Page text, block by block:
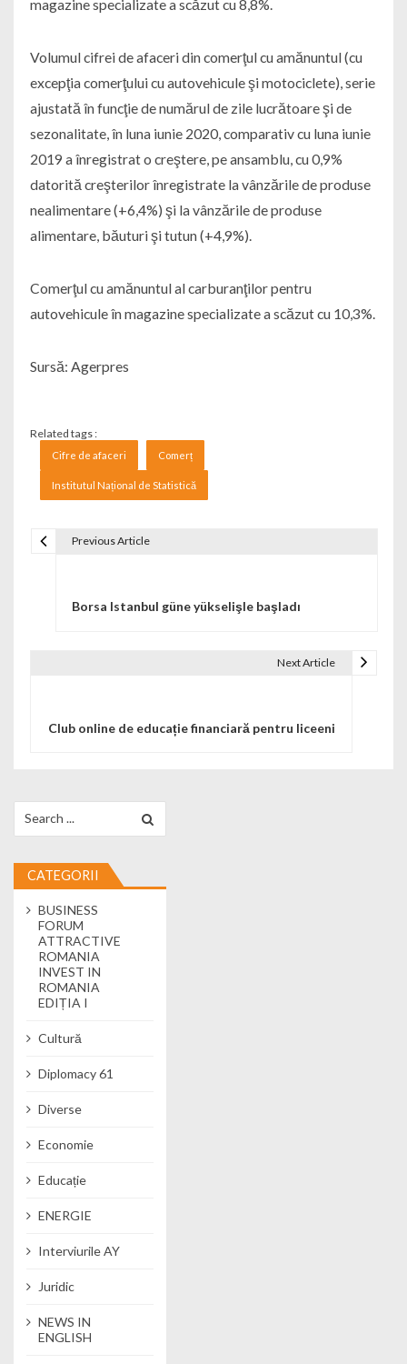
magazine specializate a scăzut cu 8,8%.
Volumul cifrei de afaceri din comerţul cu amănuntul (cu
excepţia comerţului cu autovehicule şi motociclete), serie
ajustată în funcţie de numărul de zile lucrătoare şi de
sezonalitate, în luna iunie 2020, comparativ cu luna iunie
2019 a înregistrat o creştere, pe ansamblu, cu 0,9%
datorită creşterilor înregistrate la vânzările de produse
nealimentare (+6,4%) şi la vânzările de produse
alimentare, băuturi şi tutun (+4,9%).
Comerţul cu amănuntul al carburanţilor pentru
autovehicule în magazine specializate a scăzut cu 10,3%.
Sursă: Agerpres
Related tags :
Cifre de afaceri Comerț
Institutul Național de Statistică
Previous Article
Borsa Istanbul güne yükselişle başladı
Next Article
Club online de educație financiară pentru liceeni
CATEGORII
BUSINESS
FORUM
ATTRACTIVE
ROMANIA
INVEST IN
ROMANIA
EDIȚIA I
Cultură
Diplomacy 61
Diverse
Economie
Educație
ENERGIE
Interviurile AY
Juridic
NEWS IN
ENGLISH